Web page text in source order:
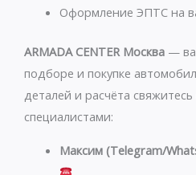
Оформление ЭПТС на
ARMADA CENTER Москва —
подборе и покупке
деталей и расчёта
специалистами:
Максим (Telegram/